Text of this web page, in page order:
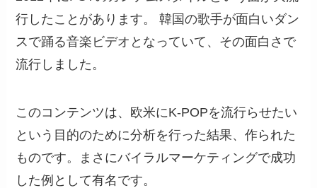
行したことがあります。 韓国の歌手が面白いダン
スで踊る音楽ビデオとなっていて、その面白さで
流行しました。
このコンテンツは、欧米にK-POPを流行らせたい
という目的のために分析を行った結果、作られた
ものです。まさにバイラルマーケティングで成功
した例として有名です。